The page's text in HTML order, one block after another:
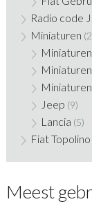
Radio code
Miniaturen
Jeep (9)
Lancia (5)
Fiat
Meest